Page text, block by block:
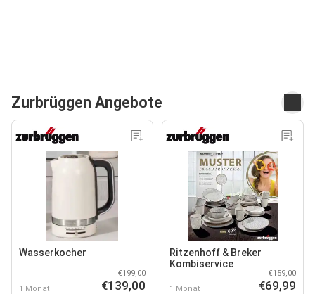
Zurbrüggen Angebote
Wasserkocher
1 Monat
€199,00
€139,00
Ritzenhoff & Breker
Kombiservice
1 Monat
€159,00
€69,99